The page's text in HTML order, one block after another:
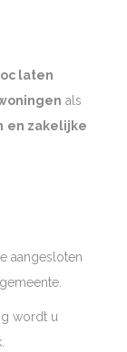
laten
als
en zakelijke
aangesloten
wordt u